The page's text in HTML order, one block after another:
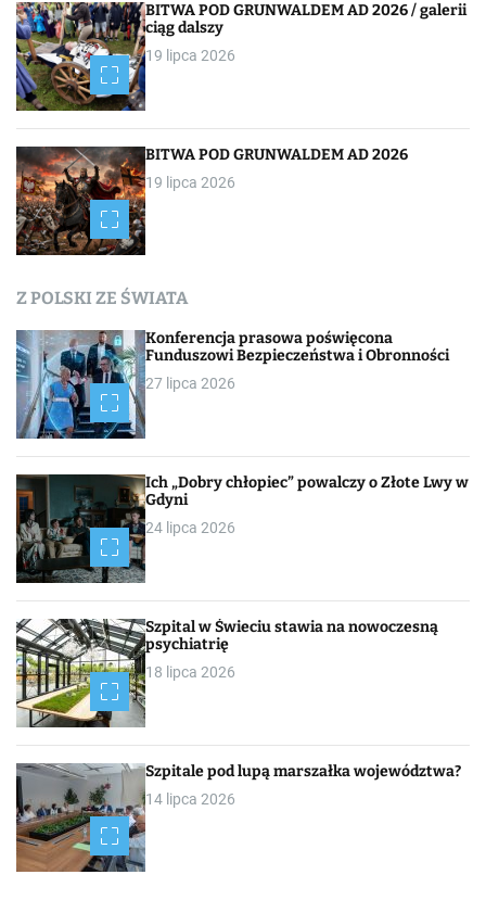
BITWA POD GRUNWALDEM AD 2026 / galerii
ciąg dalszy
19 lipca 2026
BITWA POD GRUNWALDEM AD 2026
19 lipca 2026
Z POLSKI ZE ŚWIATA
Konferencja prasowa poświęcona
Funduszowi Bezpieczeństwa i Obronności
27 lipca 2026
Ich „Dobry chłopiec” powalczy o Złote Lwy w
Gdyni
24 lipca 2026
Szpital w Świeciu stawia na nowoczesną
psychiatrię
18 lipca 2026
Szpitale pod lupą marszałka województwa?
14 lipca 2026